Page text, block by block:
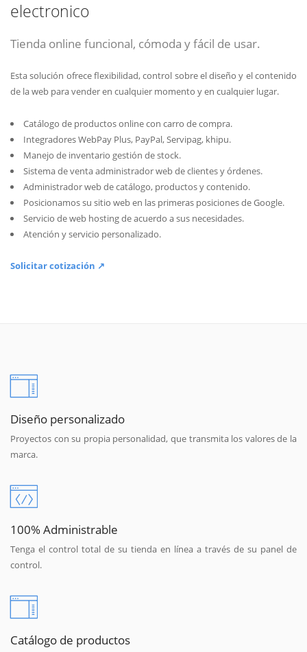
electronico
Tienda online funcional, cómoda y fácil de usar.
Esta solución ofrece flexibilidad, control sobre el diseño y el contenido
de la web para vender en cualquier momento y en cualquier lugar.
Catálogo de productos online con carro de compra.
Integradores WebPay Plus, PayPal, Servipag, khipu.
Manejo de inventario gestión de stock.
Sistema de venta administrador web de clientes y órdenes.
Administrador web de catálogo, productos y contenido.
Posicionamos su sitio web en las primeras posiciones de Google.
Servicio de web hosting de acuerdo a sus necesidades.
Atención y servicio personalizado.
Solicitar cotización ↗
Diseño personalizado
Proyectos con su propia personalidad, que transmita los valores de la
marca.
100% Administrable
Tenga el control total de su tienda en línea a través de su panel de
control.
Catálogo de productos